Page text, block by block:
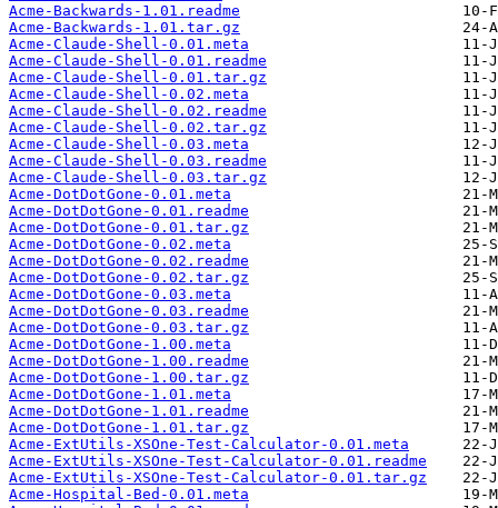
Acme-Backwards-1.01.readme
Acme-Backwards-1.01.tar.gz
Acme-Claude-Shell-0.01.meta
Acme-Claude-Shell-0.01.readme
Acme-Claude-Shell-0.01.tar.gz
Acme-Claude-Shell-0.02.meta
Acme-Claude-Shell-0.02.readme
Acme-Claude-Shell-0.02.tar.gz
Acme-Claude-Shell-0.03.meta
Acme-Claude-Shell-0.03.readme
Acme-Claude-Shell-0.03.tar.gz
Acme-DotDotGone-0.01.meta
Acme-DotDotGone-0.01.readme
Acme-DotDotGone-0.01.tar.gz
Acme-DotDotGone-0.02.meta
Acme-DotDotGone-0.02.readme
Acme-DotDotGone-0.02.tar.gz
Acme-DotDotGone-0.03.meta
Acme-DotDotGone-0.03.readme
Acme-DotDotGone-0.03.tar.gz
Acme-DotDotGone-1.00.meta
Acme-DotDotGone-1.00.readme
Acme-DotDotGone-1.00.tar.gz
Acme-DotDotGone-1.01.meta
Acme-DotDotGone-1.01.readme
Acme-DotDotGone-1.01.tar.gz
Acme-ExtUtils-XSOne-Test-Calculator-0.01.meta
Acme-ExtUtils-XSOne-Test-Calculator-0.01.readme
Acme-ExtUtils-XSOne-Test-Calculator-0.01.tar.gz
Acme-Hospital-Bed-0.01.meta